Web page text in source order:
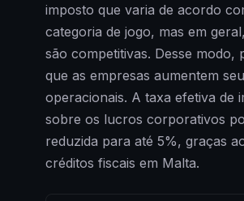
imposto que varia de acordo
categoria de jogo, mas em
são competitivas. Desse modo,
que as empresas aumentem
operacionais. A taxa efetiva de
sobre os lucros corporativos
reduzida para até 5%, graças
créditos fiscais em Malta.